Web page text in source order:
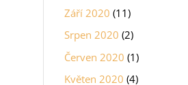
Září 2020 (11)
Srpen 2020 (2)
Červen 2020 (1)
Květen 2020 (4)